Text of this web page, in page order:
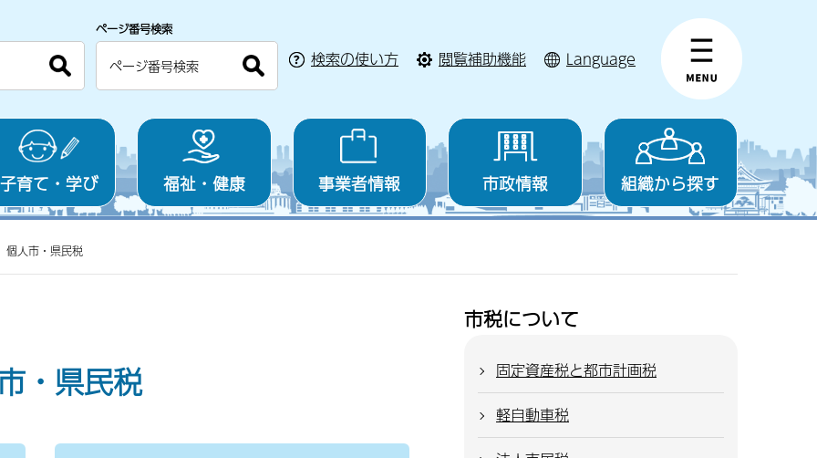
ページ番号検索
検索の使い方 閲覧補助機能 Language
子育て・学び 福祉・健康 事業者情報 市政情報 組織から探す
個人市・県民税
・県民税
市税について
固定資産税と都市計画税
軽自動車税